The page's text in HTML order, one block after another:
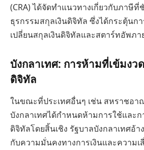
(CRA) ได้จัดทำแนวทางเกี่ยวกับภาษี
ธุรกรรมสกุลเงินดิจิทัล ซึ่งได้กระตุ้นก
เปลี่ยนสกุลเงินดิจิทัลและสตาร์ทอัพภา
บังกลาเทศ: การห้ามที่เข้มงว
ดิจิทัล
ในขณะที่ประเทศอื่นๆ เช่น สหราชอา
บังกลาเทศได้กำหนดห้ามการใช้และ
ดิจิทัลโดยสิ้นเชิง รัฐบาลบังกลาเทศอ้า
กับความมั่นคงทางการเงินและความเ